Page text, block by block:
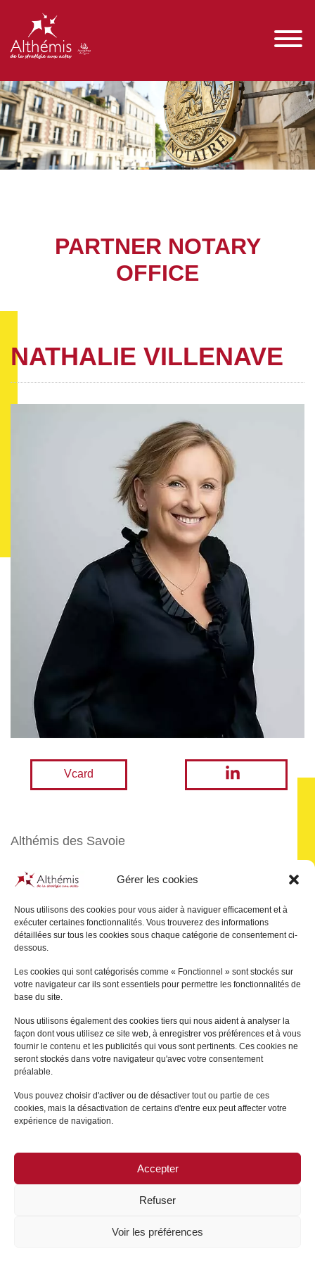
Gérer les cookies
Nous utilisons des cookies pour vous aider à naviguer efficacement et à
exécuter certaines fonctionnalités. Vous trouverez des informations
détaillées sur tous les cookies sous chaque catégorie de consentement ci-
dessous.
Les cookies qui sont catégorisés comme « Fonctionnel » sont stockés sur
votre navigateur car ils sont essentiels pour permettre les fonctionnalités de
base du site.
Nous utilisons également des cookies tiers qui nous aident à analyser la
façon dont vous utilisez ce site web, à enregistrer vos préférences et à vous
fournir le contenu et les publicités qui vous sont pertinents. Ces cookies ne
seront stockés dans votre navigateur qu'avec votre consentement
préalable.
Vous pouvez choisir d'activer ou de désactiver tout ou partie de ces
cookies, mais la désactivation de certains d'entre eux peut affecter votre
expérience de navigation.
Accepter
Refuser
Voir les préférences
PARTNER NOTARY
OFFICE
NATHALIE VILLENAVE
Vcard
Althémis des Savoie
Nathalie VILLENAVE is an associate notary at the Office
Althémis des Savoie.
With many years’ experience, she assists her clients in all
areas of law, and in particular in family law matters at all
stages of life.
All the Partner Notaries